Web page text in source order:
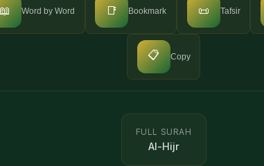
📖 Word by Word 📑 Bookmark 📜 Tafsir
📋 Copy
FULL SURAH
Al-Hijr